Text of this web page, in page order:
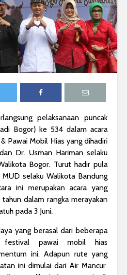
pelaksanaan puncak
Bogor) ke 534 dalam acara
Pawai Mobil Hias yang dihadiri
Dr. Usman Hariman selaku
Bogor. Turut hadir pula
MUD selaku Walikota Bandung
ini merupakan acara yang
dalam rangka merayakan
pada 3 Juni.
yang berasal dari beberapa
pawai mobil hias
ini. Adapun rute yang
ini dimulai dari Air Mancur